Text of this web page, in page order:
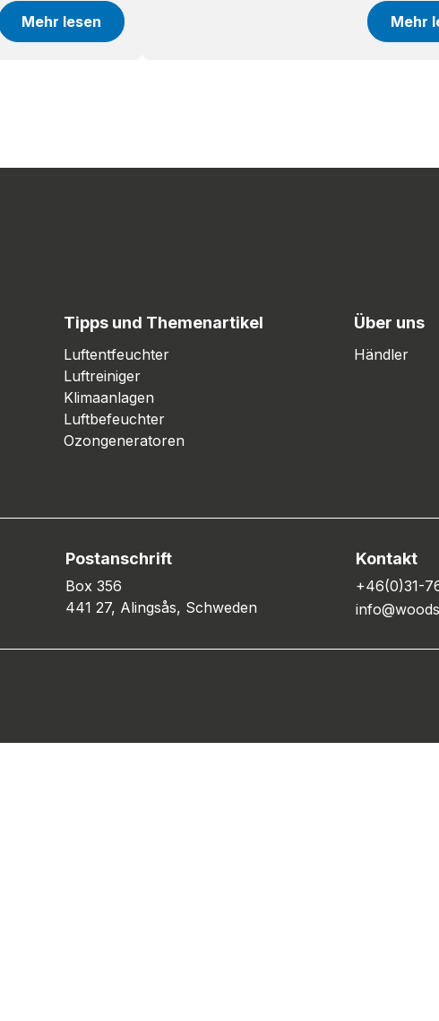
Mehr lesen Mehr
Tipps und Themenartikel
Luftentfeuchter
Luftreiniger
Klimaanlagen
Luftbefeuchter
Ozongeneratoren
Über uns
Händler
Postanschrift
Box 356
441 27, Alingsås, Schweden
Kontakt
+46(0)31-